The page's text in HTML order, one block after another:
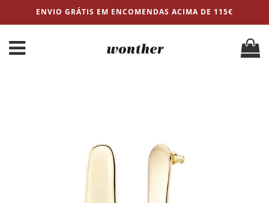
ENVIO GRÁTIS EM ENCOMENDAS ACIMA DE 115€